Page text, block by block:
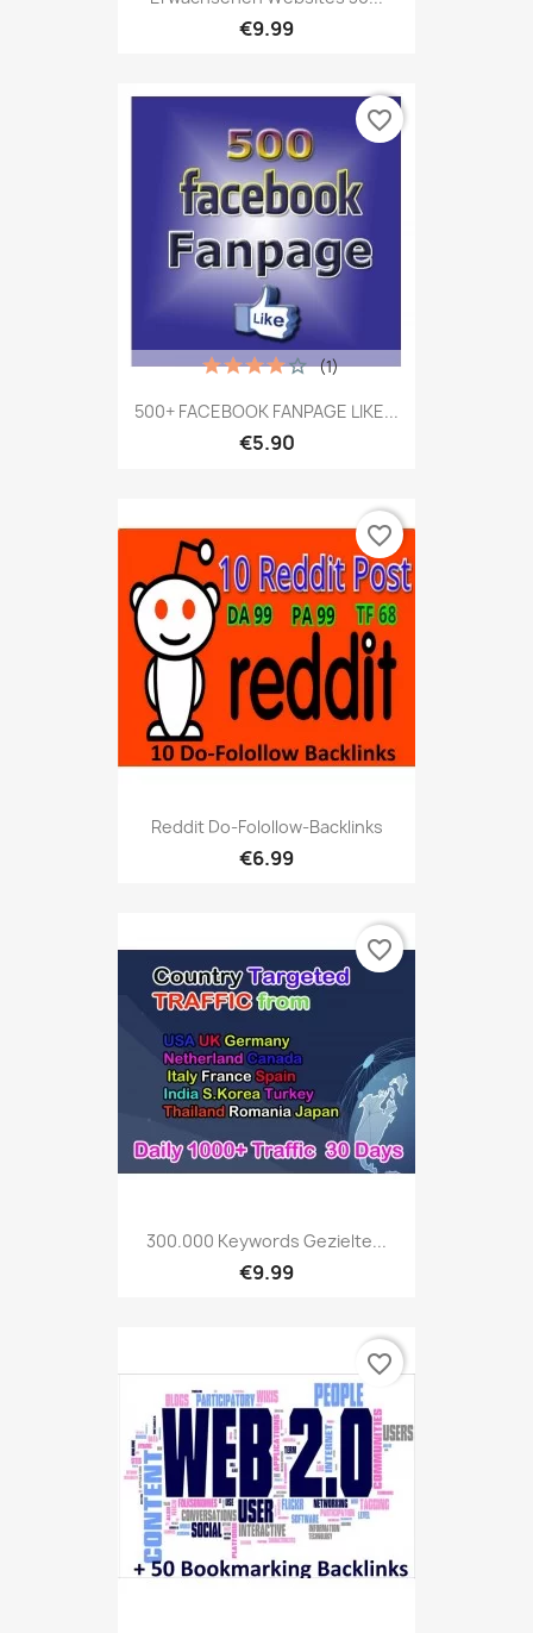
€9.99
500+ FACEBOOK FANPAGE LIKE...
€5.90
(1)
favorite_border
Reddit Do-Folollow-Backlinks
€6.99
favorite_border
300.000 Keywords Gezielte...
€9.99
favorite_border
favorite_border